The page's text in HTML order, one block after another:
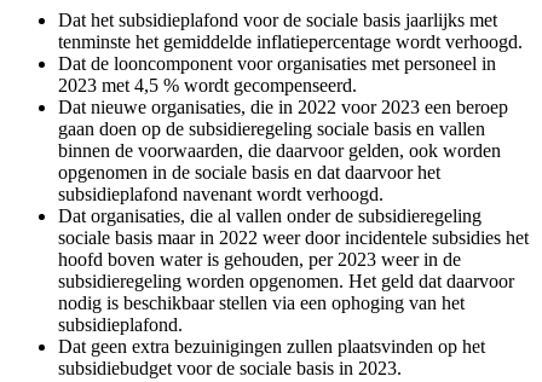
Dat het subsidieplafond voor de sociale basis jaarlijks met
tenminste het gemiddelde inflatiepercentage wordt verhoogd.
Dat de looncomponent voor organisaties met personeel in
2023 met 4,5 % wordt gecompenseerd.
Dat nieuwe organisaties, die in 2022 voor 2023 een beroep
gaan doen op de subsidieregeling sociale basis en vallen
binnen de voorwaarden, die daarvoor gelden, ook worden
opgenomen in de sociale basis en dat daarvoor het
subsidieplafond navenant wordt verhoogd.
Dat organisaties, die al vallen onder de subsidieregeling
sociale basis maar in 2022 weer door incidentele subsidies het
hoofd boven water is gehouden, per 2023 weer in de
subsidieregeling worden opgenomen. Het geld dat daarvoor
nodig is beschikbaar stellen via een ophoging van het
subsidieplafond.
Dat geen extra bezuinigingen zullen plaatsvinden op het
subsidiebudget voor de sociale basis in 2023.